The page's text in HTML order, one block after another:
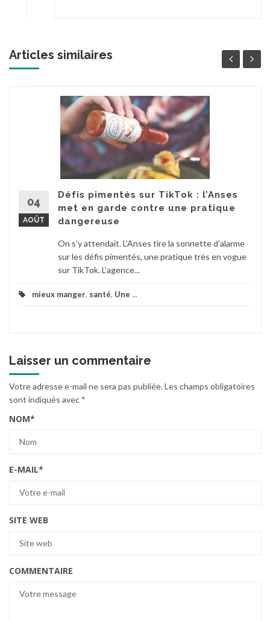
Articles similaires
04
AOÛT
Défis pimentés sur TikTok : l’Anses
met en garde contre une pratique
dangereuse
On s’y attendait. L’Anses tire la sonnette d’alarme
sur les défis pimentés, une pratique très en vogue
sur TikTok. L’agence...
mieux manger, santé, Une ...
Laisser un commentaire
Votre adresse e-mail ne sera pas publiée.Les champs obligatoires
sont indiqués avec *
NOM*
E-MAIL*
SITE WEB
COMMENTAIRE